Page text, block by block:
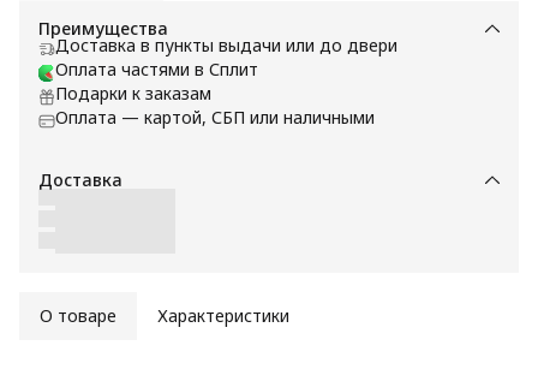
Преимущества
Доставка в пункты выдачи или до двери
Оплата частями в Сплит
Подарки к заказам
Оплата — картой, СБП или наличными
Доставка
О товаре Характеристики